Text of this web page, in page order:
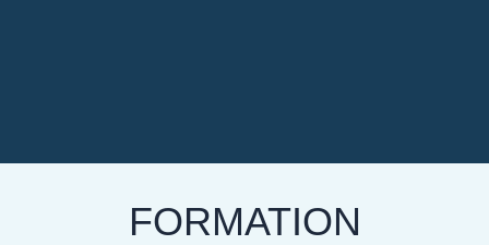
FORMATION